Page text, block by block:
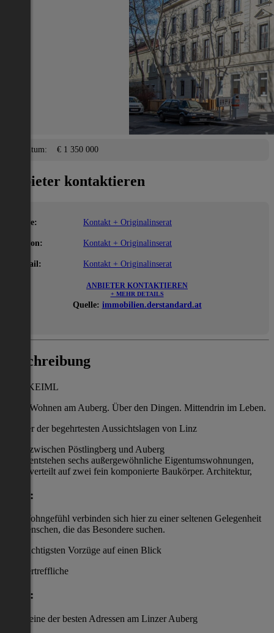
Eigentum: € 1 350 000
Anbieter kontaktieren
Name: Kontakt + Originalinserat
Telefon: Kontakt + Originalinserat
E-Mail: Kontakt + Originalinserat
ANBIETER KONTAKTIEREN
+ MEHR DETAILS
Quelle: immobilien.derstandard.at
Beschreibung
DAS KEIML
Wohnen am Auberg. Über den Dingen. Mittendrin im Leben.
In einer der begehrtesten Aussichtslagen von Linz
zwischen Pöstlingberg und Auberg
entstehen sechs außergewöhnliche Eigentumswohnungen,
verteilt auf zwei fein komponierte Baukörper. Architektur,
Lage:
und Wohngefühl verbinden sich hier zu einer seltenen Gelegenheit
für Menschen, die das Besondere suchen.
Die wichtigsten Vorzüge auf einen Blick
Unübertreffliche
Lage:
eine der besten Adressen am Linzer Auberg